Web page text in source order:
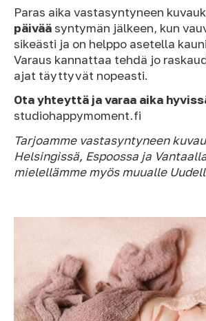
Paras aika vastasyntyneen
päivää syntymän jälkeen, kun
sikeästi ja on helppo asetella
Varaus kannattaa tehdä jo
ajat täyttyvät nopeasti.
Ota yhteyttä ja varaa aika
studiohappymoment.fi
Tarjoamme vastasyntyneen
Helsingissä, Espoossa ja
mielellämme myös muualle